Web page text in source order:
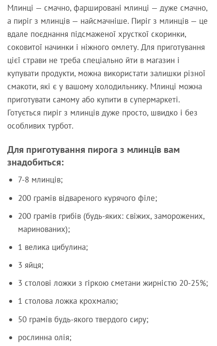
Млинці — смачно, фаршировані млинці — дуже смачно,
а пиріг з млинців — найсмачніше. Пиріг з млинців — це
вдале поєднання підсмаженої хрусткої скоринки,
соковитої начинки і ніжного омлету. Для приготування
цієї страви не треба спеціально йти в магазин і
купувати продукти, можна використати залишки різної
смакоти, які є у вашому холодильнику. Млинці можна
приготувати самому або купити в супермаркеті.
Готується пиріг з млинців дуже просто, швидко і без
особливих турбот.
Для приготування пирога з млинців вам
знадобиться:
7-8 млинців;
200 грамів відвареного курячого філе;
200 грамів грибів (будь-яких: свіжих, заморожених,
маринованих);
1 велика цибулина;
3 яйця;
3 столові ложки з гіркою сметани жирністю 20-25%;
1 столова ложка крохмалю;
50 грамів будь-якого твердого сиру;
рослинна олія;